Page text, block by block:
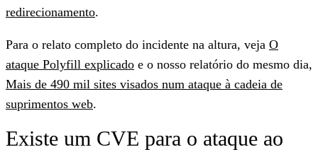
redirecionamento.
Para o relato completo do incidente na altura, veja O
ataque Polyfill explicado e o nosso relatório do mesmo dia,
Mais de 490 mil sites visados num ataque à cadeia de
suprimentos web.
Existe um CVE para o ataque ao